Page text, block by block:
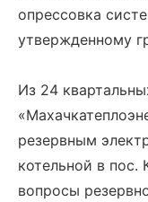
опрессовка
утвержденному
Из 24
резервным
котельной в пос.
вопросы